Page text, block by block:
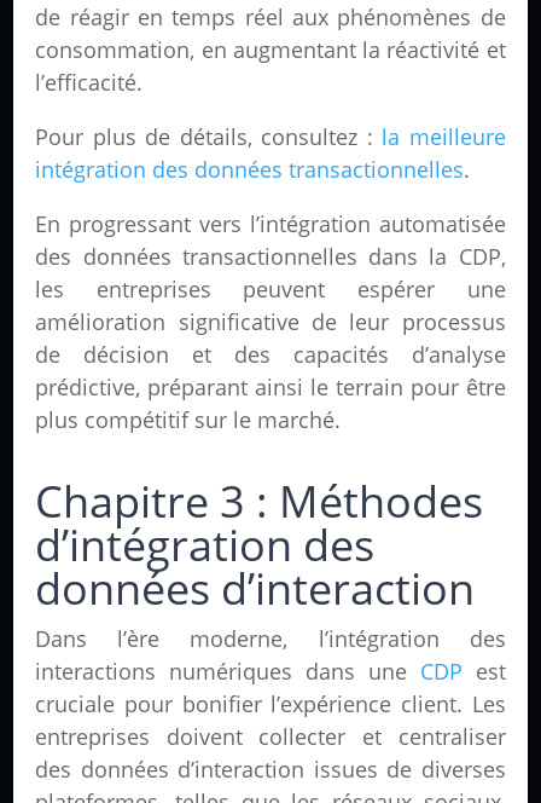
de réagir en temps réel aux phénomènes de
consommation, en augmentant la réactivité et
l’efficacité.
Pour plus de détails, consultez : la meilleure
intégration des données transactionnelles.
En progressant vers l’intégration automatisée
des données transactionnelles dans la CDP,
les entreprises peuvent espérer une
amélioration significative de leur processus
de décision et des capacités d’analyse
prédictive, préparant ainsi le terrain pour être
plus compétitif sur le marché.
Chapitre 3 : Méthodes
d’intégration des
données d’interaction
Dans l’ère moderne, l’intégration des
interactions numériques dans une CDP est
cruciale pour bonifier l’expérience client. Les
entreprises doivent collecter et centraliser
des données d’interaction issues de diverses